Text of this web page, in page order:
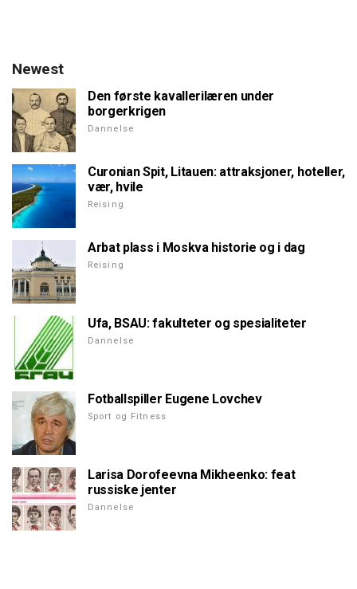
Newest
Den første kavallerilæren under
borgerkrigen
Dannelse
Curonian Spit, Litauen: attraksjoner, hoteller,
vær, hvile
Reising
Arbat plass i Moskva historie og i dag
Reising
Ufa, BSAU: fakulteter og spesialiteter
Dannelse
Fotballspiller Eugene Lovchev
Sport og Fitness
Larisa Dorofeevna Mikheenko: feat
russiske jenter
Dannelse